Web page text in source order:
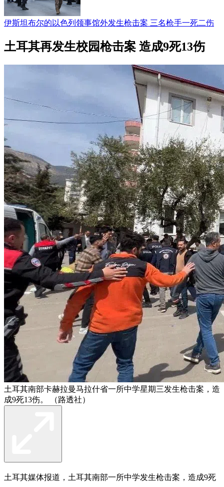
伊斯坦布尔的以色列领事馆外发生枪击案 三名枪手一死二伤
土耳其再发生校园枪击案 造成9死13伤
土耳其南部卡赫拉曼马拉什省一所中学星期三发生枪击案，造
成9死13伤。 （路透社）
土耳其媒体报道，土耳其南部一所中学发生枪击案，造成9死